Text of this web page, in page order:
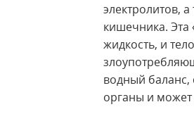
электролитов,
кишечника. Эта
жидкость, и
водный баланс,
органы и может